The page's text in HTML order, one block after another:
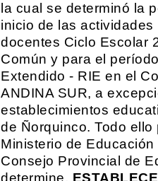
la cual se determinó la
inicio de las
docentes Ciclo Escolar
Común y para el
Extendido - RIE en el
ANDINA SUR, a
establecimientos
de Ñorquinco. Todo
Ministerio de
Consejo Provincial de
determine.